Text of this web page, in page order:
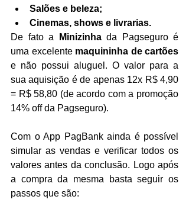
Salões e beleza;
Cinemas, shows e livrarias.
De fato a
Minizinha da Pagseguro é
uma excelente
e não possui aluguel. O valor para a
sua aquisição é de apenas 12x R$ 4,90
= R$ 58,80 (de acordo com a promoção
14% off da Pagseguro).
Com o App PagBank ainda é possível
simular as vendas e verificar todos os
valores antes da conclusão. Logo após
a compra da mesma basta seguir os
passos que são: